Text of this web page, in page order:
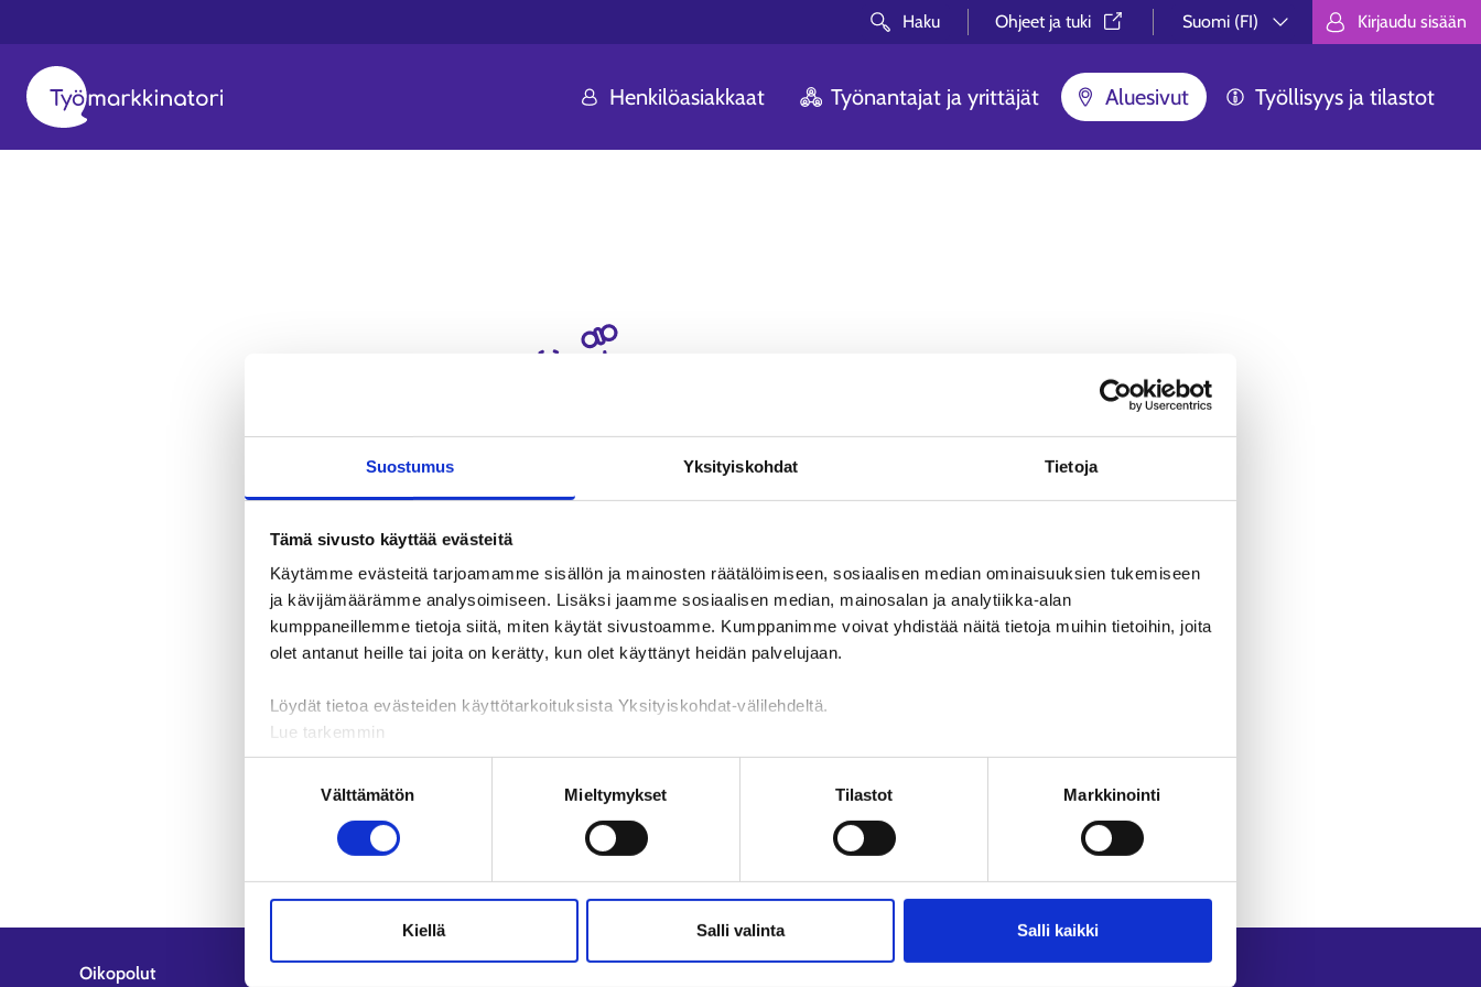
Suostumus Yksityiskohdat Tietoja
Tämä sivusto käyttää evästeitä
Käytämme evästeitä tarjoamamme sisällön ja mainosten räätälöimiseen, sosiaalisen median ominaisuuksien tukemiseen
ja kävijämäärämme analysoimiseen. Lisäksi jaamme sosiaalisen median, mainosalan ja analytiikka-alan
kumppaneillemme tietoja siitä, miten käytät sivustoamme. Kumppanimme voivat yhdistää näitä tietoja muihin tietoihin, joita
olet antanut heille tai joita on kerätty, kun olet käyttänyt heidän palvelujaan.
Löydät tietoa evästeiden käyttötarkoituksista Yksityiskohdat-välilehdeltä.
Lue tarkemmin
Evästeet
Tietosuoja ja henkilötietojen käsittely
Välttämätön Mieltymykset Tilastot Markkinointi
Kiellä Salli valinta Salli kaikki
Haku Ohjeet ja tuki⁠
Suomi (FI)
Valitse kieli. Välj språk. Choose
Kirjaudu sisään
Henkilöasiakkaat Työnantajat ja yrittäjät Aluesivut Työllisyys ja tilastot
Voi ei! Etsimääsi sivua ei löytynyt.
Oikopolut